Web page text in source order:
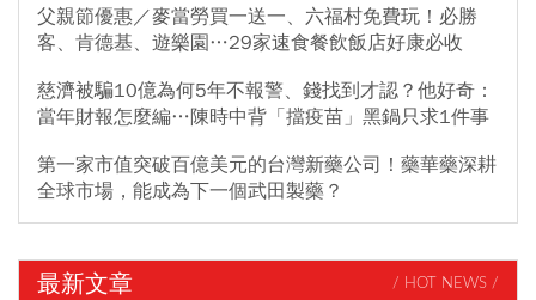
父親節優惠／麥當勞買一送一、六福村免費玩！必勝
客、肯德基、遊樂園…29家速食餐飲飯店好康必收
慈濟被騙10億為何5年不報警、錢找到才認？他好奇：
當年財報怎麼編…陳時中背「擋疫苗」黑鍋只求1件事
第一家市值突破百億美元的台灣新藥公司！藥華藥深耕
全球市場，能成為下一個武田製藥？
最新文章 / HOT NEWS /